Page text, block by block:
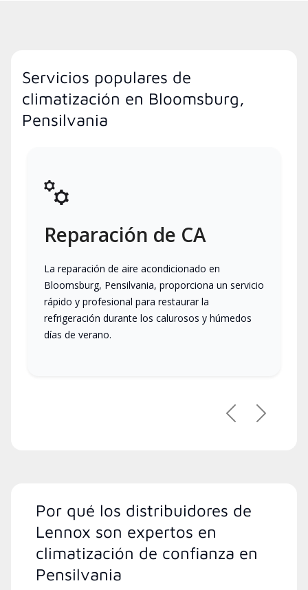
Servicios populares de
climatización en Bloomsburg,
Pensilvania
Reparación de CA
La reparación de aire acondicionado en
Bloomsburg, Pensilvania, proporciona un servicio
rápido y profesional para restaurar la
refrigeración durante los calurosos y húmedos
días de verano.
PreviousNext
Por qué los distribuidores de
Lennox son expertos en
climatización de confianza en
Pensilvania